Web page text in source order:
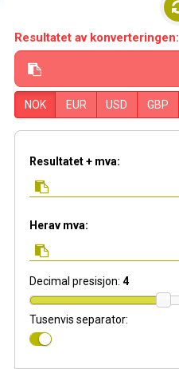
Resultatet av konverteringen:
NOK EUR USD GBP
Resultatet + mva:
Herav mva:
Decimal presisjon: 4
Tusenvis separator: